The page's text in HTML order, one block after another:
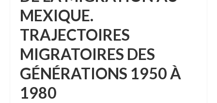
MEXIQUE.
TRAJECTOIRES
MIGRATOIRES DES
GÉNÉRATIONS 1950 À
1980